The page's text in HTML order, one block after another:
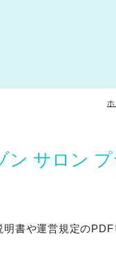
センター
ン サロン
明書や運営規定のPDF